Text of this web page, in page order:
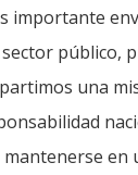
importante
público,
una
en